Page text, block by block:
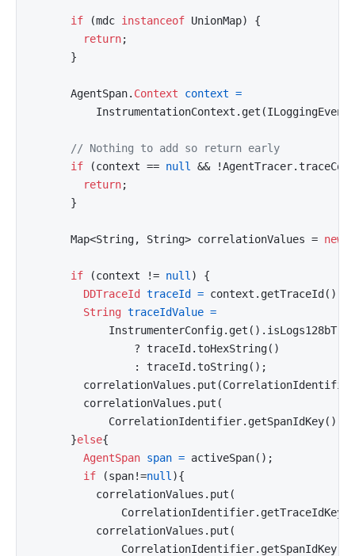
if (mdc instanceof UnionMap) {
return;
      }
      AgentSpan.
Context context =
// Nothing to add so return early
if (context == null
&&
return;
      }
      Map<String, String> correlationValues =
new
if (context != null ) {
DDTraceId
traceId = context.getTraceId();
String traceIdValue =
                ? traceId.toHexString()
                : traceId.toString();
        correlationValues.put(
CorrelationIdentifier.getSpanIdKey(),
      }
else{
AgentSpan span = activeSpan();
if (span!=null ){
          correlationValues.put(
          correlationValues.put(